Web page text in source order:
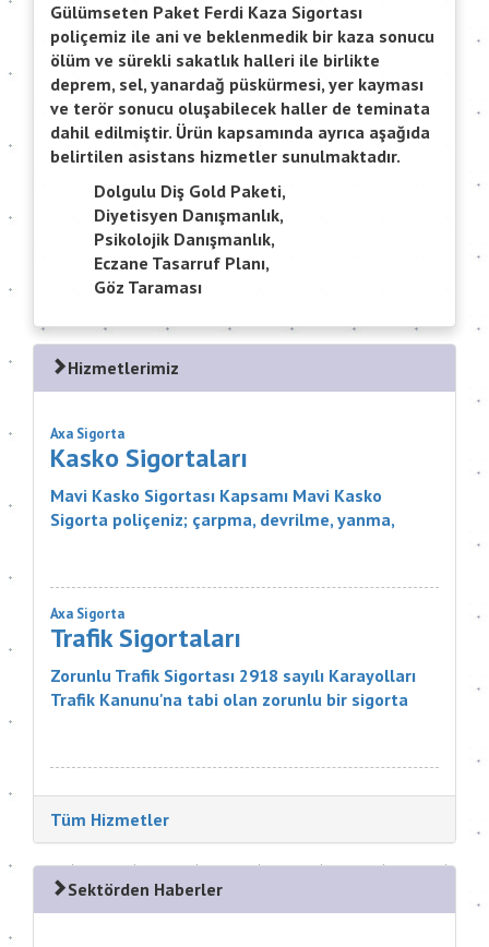
Gülümseten Paket Ferdi Kaza Sigortası
poliçemiz ile ani ve beklenmedik bir kaza sonucu
ölüm ve sürekli sakatlık halleri ile birlikte
deprem, sel, yanardağ püskürmesi, yer kayması
ve terör sonucu oluşabilecek haller de teminata
dahil edilmiştir. Ürün kapsamında ayrıca aşağıda
belirtilen asistans hizmetler sunulmaktadır.
Dolgulu Diş Gold Paketi,
Diyetisyen Danışmanlık,
Psikolojik Danışmanlık,
Eczane Tasarruf Planı,
Göz Taraması
Hizmetlerimiz
Axa Sigorta
Kasko Sigortaları
Mavi Kasko Sigortası Kapsamı Mavi Kasko
Sigorta poliçeniz; çarpma, devrilme, yanma,
Axa Sigorta
Trafik Sigortaları
Zorunlu Trafik Sigortası 2918 sayılı Karayolları
Trafik Kanunu'na tabi olan zorunlu bir sigorta
Tüm Hizmetler
Sektörden Haberler